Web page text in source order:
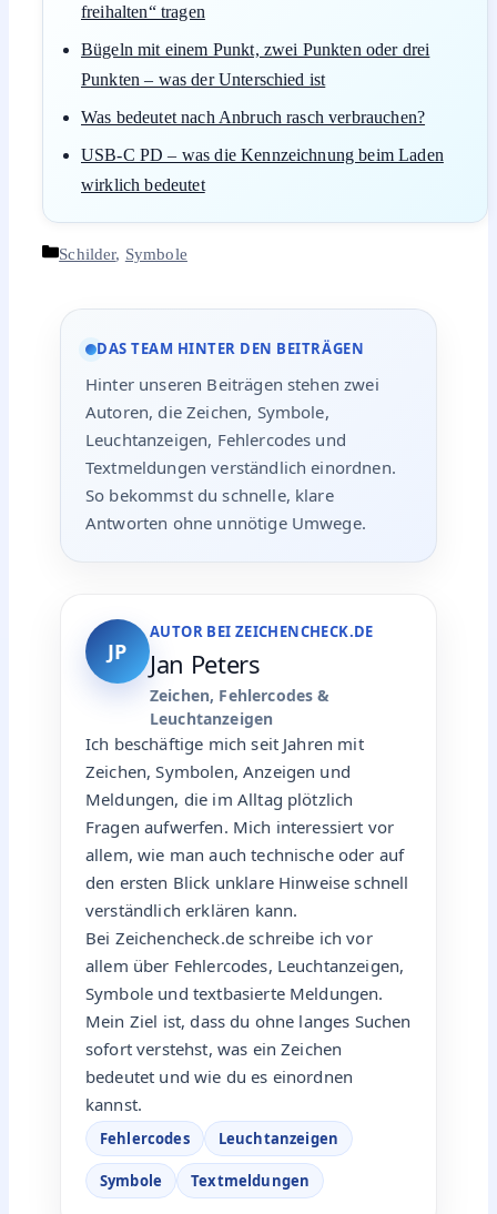
freihalten“ tragen
Bügeln mit einem Punkt, zwei Punkten oder drei
Punkten – was der Unterschied ist
Was bedeutet nach Anbruch rasch verbrauchen?
USB-C PD – was die Kennzeichnung beim Laden
wirklich bedeutet
Kategorien
Schilder, Symbole
DAS TEAM HINTER DEN BEITRÄGEN
Hinter unseren Beiträgen stehen zwei
Autoren, die Zeichen, Symbole,
Leuchtanzeigen, Fehlercodes und
Textmeldungen verständlich einordnen.
So bekommst du schnelle, klare
Antworten ohne unnötige Umwege.
JP
AUTOR BEI ZEICHENCHECK.DE
Jan Peters
Zeichen, Fehlercodes &
Leuchtanzeigen
Ich beschäftige mich seit Jahren mit
Zeichen, Symbolen, Anzeigen und
Meldungen, die im Alltag plötzlich
Fragen aufwerfen. Mich interessiert vor
allem, wie man auch technische oder auf
den ersten Blick unklare Hinweise schnell
verständlich erklären kann.
Bei Zeichencheck.de schreibe ich vor
allem über Fehlercodes, Leuchtanzeigen,
Symbole und textbasierte Meldungen.
Mein Ziel ist, dass du ohne langes Suchen
sofort verstehst, was ein Zeichen
bedeutet und wie du es einordnen
kannst.
Fehlercodes Leuchtanzeigen
Symbole Textmeldungen